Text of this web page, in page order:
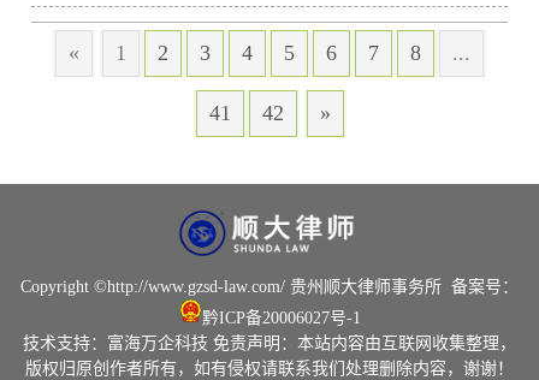
« 1 2 3 4 5 6 7 8 ...
41 42 »
Copyright ©http://www.gzsd-law.com/ 贵州顺大律师事务所 备案号：
黔ICP备20006027号-1
技术支持： 富海万企科技 免责声明：本站内容由互联网收集整理，
版权归原创作者所有，如有侵权请联系我们处理删除内容，谢谢！